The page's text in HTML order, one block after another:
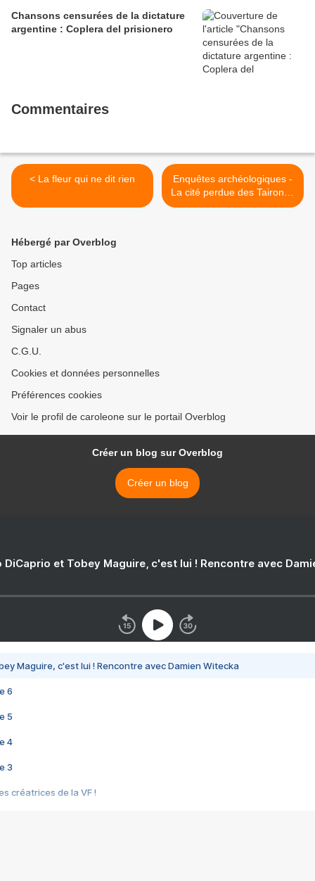
Chansons censurées de la dictature
argentine : Coplera del prisionero
Commentaires
< La fleur qui ne dit rien
Enquêtes archéologiques -
La cité perdue des Taironas
>
Hébergé par Overblog
Top articles
Pages
Contact
Signaler un abus
C.G.U.
Cookies et données personnelles
Préférences cookies
Voir le profil de caroleone sur le portail Overblog
Créer un blog sur Overblog
Créer un blog
DiCaprio et Tobey Maguire, c'est lui ! Rencontre avec
Maguire, c'est lui ! Rencontre avec Damien Witecka
6
5
4
3
créatrices de la VF !